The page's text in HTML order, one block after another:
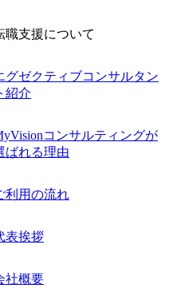
職支援について
グゼクティブコンサルタン
紹介
コンサルティングが
ばれる理由
利用の流れ
表挨拶
社概要